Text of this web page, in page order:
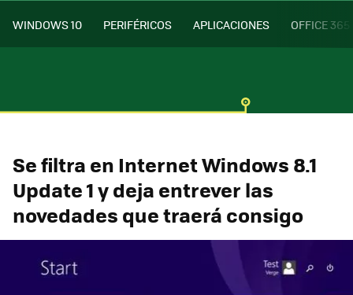
WINDOWS 10 PERIFÉRICOS APLICACIONES OFFICE 365
Se filtra en Internet Windows 8.1
Update 1 y deja entrever las
novedades que traerá consigo